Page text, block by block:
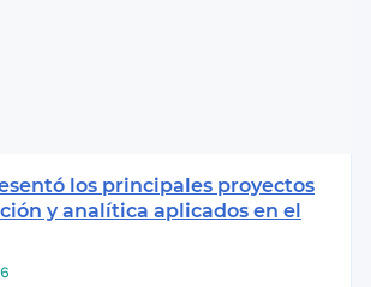
los principales proyectos
y analítica aplicados en el